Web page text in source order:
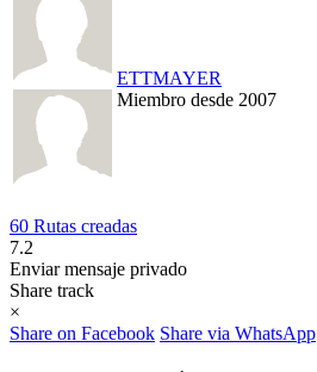
ETTMAYER
Miembro desde 2007
60 Rutas creadas
7.2
Enviar mensaje privado
Share track
×
Share on Facebook Share via WhatsApp